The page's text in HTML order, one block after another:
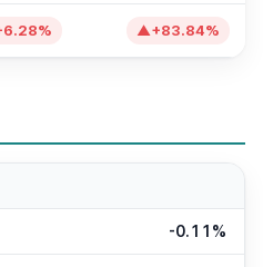
6.28% ▲+83.84%
-0.11%